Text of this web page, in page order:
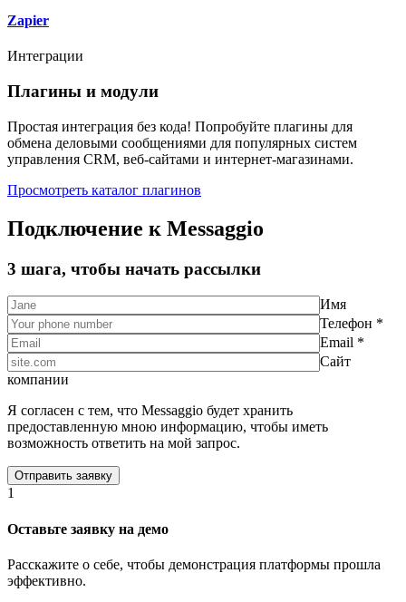
Zapier
Интеграции
Плагины и модули
Простая интеграция без кода! Попробуйте плагины для
обмена деловыми сообщениями для популярных систем
управления CRM, веб-сайтами и интернет-магазинами.
Просмотреть каталог плагинов
Подключение к Messaggio
3 шага, чтобы начать рассылки
Имя
Телефон *
Email *
Сайт
компании
Я согласен с тем, что Messaggio будет хранить
предоставленную мною информацию, чтобы иметь
возможность ответить на мой запрос.
1
Оставьте заявку на демо
Расскажите о себе, чтобы демонстрация платформы прошла
эффективно.